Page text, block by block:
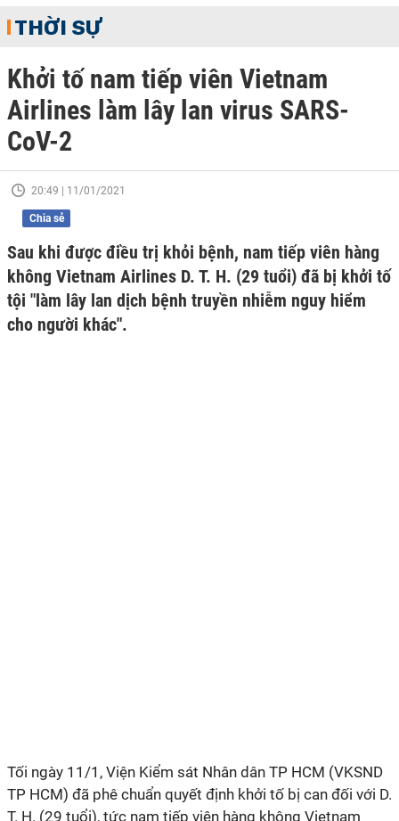
THỜI SỰ
Khởi tố nam tiếp viên Vietnam
Airlines làm lây lan virus SARS-
CoV-2
20:49 | 11/01/2021
Chia sẻ
Sau khi được điều trị khỏi bệnh, nam tiếp viên hàng
không Vietnam Airlines D. T. H. (29 tuổi) đã bị khởi tố
tội "làm lây lan dịch bệnh truyền nhiễm nguy hiểm
cho người khác".
Tối ngày 11/1, Viện Kiểm sát Nhân dân TP HCM (VKSND
TP HCM) đã phê chuẩn quyết định khởi tố bị can đối với D.
T. H. (29 tuổi), tức nam tiếp viên hàng không Vietnam